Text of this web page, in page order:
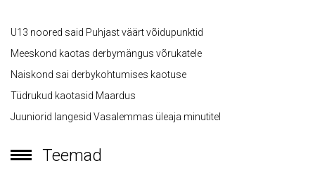
U13 noored said Puhjast väärt võidupunktid
Meeskond kaotas derbymängus võrukatele
Naiskond sai derbykohtumises kaotuse
Tüdrukud kaotasid Maardus
Juuniorid langesid Vasalemmas üleaja minutitel
Teemad